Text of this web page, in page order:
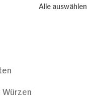
Alle auswählen